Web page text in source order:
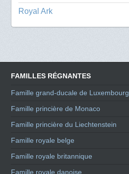
Royal Ark
FAMILLES RÉGNANTES
Famille grand-ducale de Luxembourg
Famille princière de Monaco
Famille princière du Liechtenstein
Famille royale belge
Famille royale britannique
Famille royale danoise